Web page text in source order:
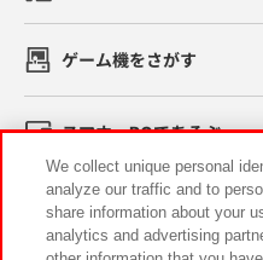
ゲーム機をさがす
スマホ・PCであそぶ
イベント・キャンペーン
We collect unique personal
analyze our traffic and to
share information about your
analytics and advertising